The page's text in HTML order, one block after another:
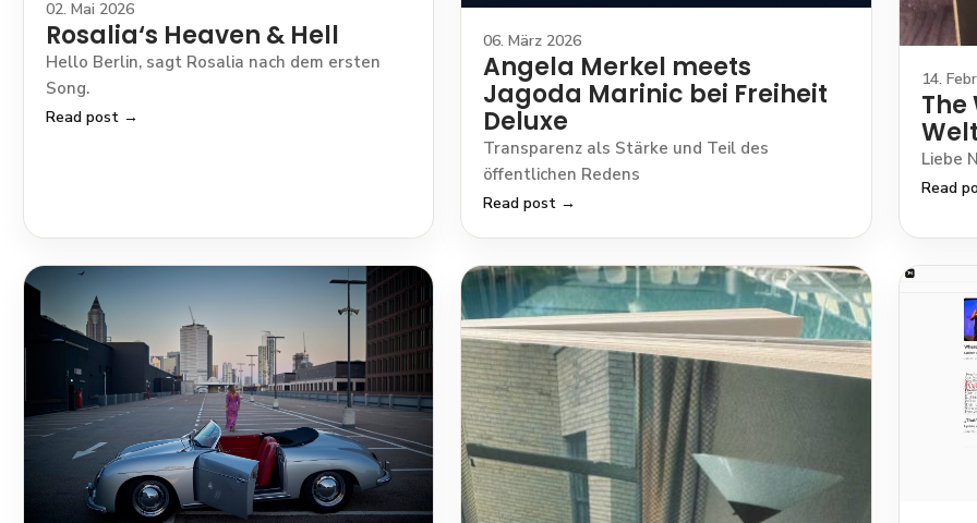
02. Mai 2026
Rosalia‘s Heaven & Hell
Hello Berlin, sagt Rosalia nach dem ersten
Song.
Read post →
06. März 2026
Angela Merkel meets
Jagoda Marinic bei Freiheit
Deluxe
Transparenz als Stärke und Teil des
öffentlichen Redens
Read post →
14.
The
Liebe
Read